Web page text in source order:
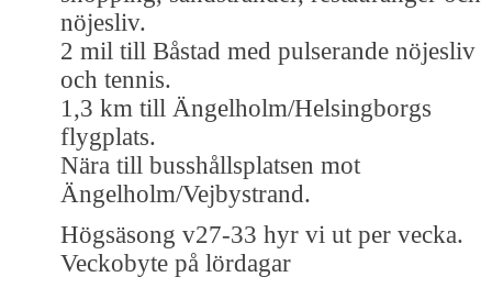
nöjesliv.
2 mil till Båstad med pulserande nöjesliv
och tennis.
1,3 km till Ängelholm/Helsingborgs
flygplats.
Nära till busshållsplatsen mot
Ängelholm/Vejbystrand.
Högsäsong v27-33 hyr vi ut per vecka.
Veckobyte på lördagar